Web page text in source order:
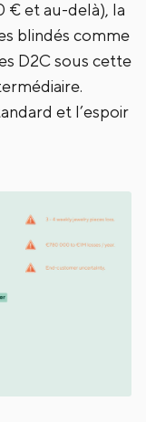
€ et au-delà), la
blindés comme
D2C sous cette
et l’espoir